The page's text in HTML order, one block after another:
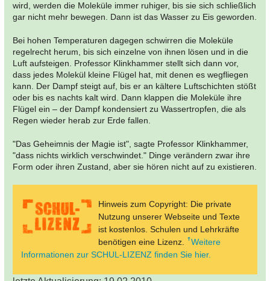
wird, werden die Moleküle immer ruhiger, bis sie sich schließlich
gar nicht mehr bewegen. Dann ist das Wasser zu Eis geworden.
Bei hohen Temperaturen dagegen schwirren die Moleküle
regelrecht herum, bis sich einzelne von ihnen lösen und in die
Luft aufsteigen. Professor Klinkhammer stellt sich dann vor,
dass jedes Molekül kleine Flügel hat, mit denen es wegfliegen
kann. Der Dampf steigt auf, bis er an kältere Luftschichten stößt
oder bis es nachts kalt wird. Dann klappen die Moleküle ihre
Flügel ein – der Dampf kondensiert zu Wassertropfen, die als
Regen wieder herab zur Erde fallen.
"Das Geheimnis der Magie ist", sagte Professor Klinkhammer,
"dass nichts wirklich verschwindet." Dinge verändern zwar ihre
Form oder ihren Zustand, aber sie hören nicht auf zu existieren.
Hinweis zum Copyright: Die private
Nutzung unserer Webseite und Texte
ist kostenlos. Schulen und Lehrkräfte
benötigen eine Lizenz.
Weitere
Informationen zur SCHUL-LIZENZ finden Sie hier.